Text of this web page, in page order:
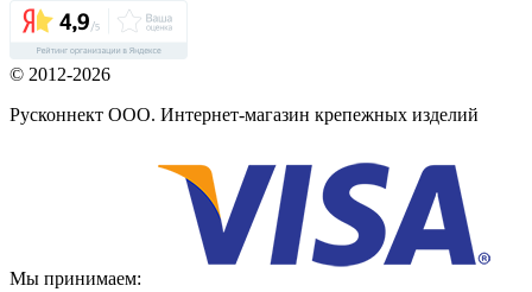
© 2012-2026
Русконнект ООО. Интернет-магазин крепежных изделий
Мы принимаем: